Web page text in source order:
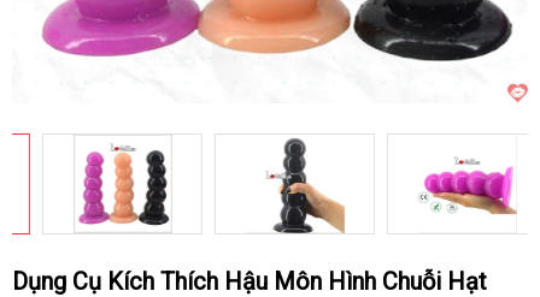
Dụng Cụ Kích Thích Hậu Môn Hình Chuỗi Hạt